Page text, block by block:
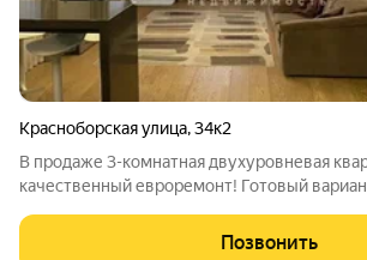
Красноборская улица,34к2
В продаже 3-комнатная двухуровневая
качественный евроремонт! Готовый
Высота потолков 2.7! ВыполненПозвонить